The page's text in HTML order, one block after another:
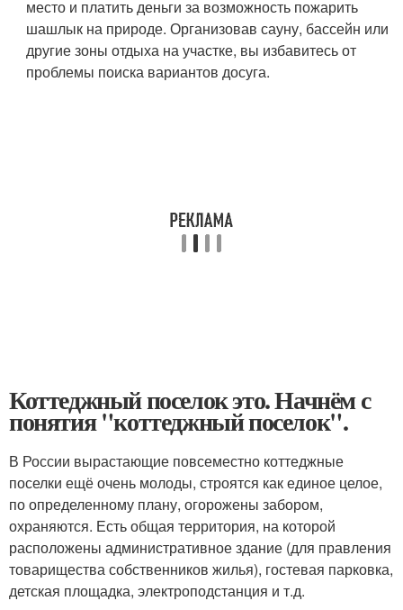
место и платить деньги за возможность пожарить
шашлык на природе. Организовав сауну, бассейн или
другие зоны отдыха на участке, вы избавитесь от
проблемы поиска вариантов досуга.
Коттеджный поселок это. Начнём с
понятия "коттеджный поселок".
В России вырастающие повсеместно коттеджные
поселки ещё очень молоды, строятся как единое целое,
по определенному плану, огорожены забором,
охраняются. Есть общая территория, на которой
расположены административное здание (для правления
товарищества собственников жилья), гостевая парковка,
детская площадка, электроподстанция и т.д.